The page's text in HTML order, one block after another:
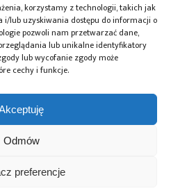
korzystamy z technologii, takich jak
i/lub uzyskiwania dostępu do informacji o
pozwoli nam przetwarzać dane,
lub unikalne identyfikatory
lub wycofanie zgody może
cechy i funkcje.
Odmów
preferencje
targowych, konkursów, hackathonów
do współpracy!
,ramię robotyczne